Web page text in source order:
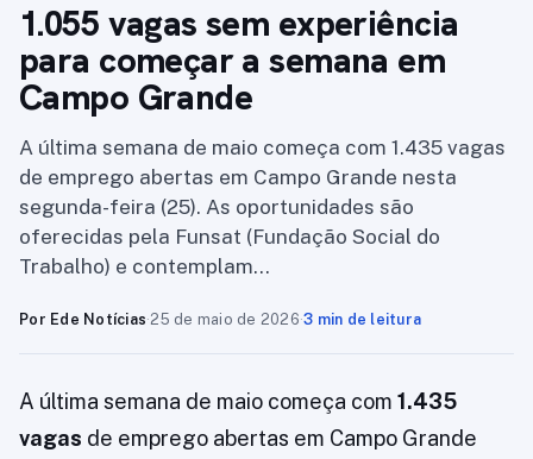
1.055 vagas sem experiência
para começar a semana em
Campo Grande
A última semana de maio começa com 1.435 vagas
de emprego abertas em Campo Grande nesta
segunda-feira (25). As oportunidades são
oferecidas pela Funsat (Fundação Social do
Trabalho) e contemplam…
Por Ede Notícias·25 de maio de 2026·3 min de leitura
A última semana de maio começa com 1.435
vagas de emprego abertas em Campo Grande